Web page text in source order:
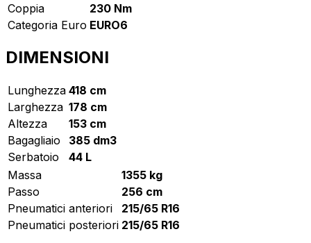
Coppia
230 Nm
Categoria Euro EURO6
DIMENSIONI
Lunghezza 418 cm
Larghezza 178 cm
Altezza
153 cm
Bagagliaio
385 dm3
Serbatoio
44 L
Massa
1355 kg
Passo
256 cm
Pneumatici anteriori
215/65 R16
Pneumatici posteriori 215/65 R16